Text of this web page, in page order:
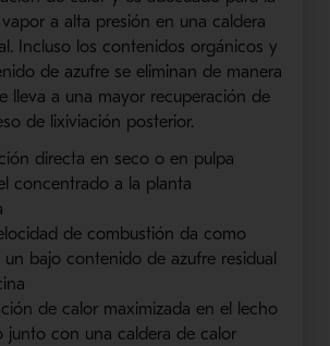
a alta presión en una caldera
Incluso los contenidos orgánicos y
de azufre se eliminan de manera
lleva a una mayor recuperación de
de lixiviación posterior.
directa en seco o en pulpa
concentrado a la planta
de combustión da como
un bajo contenido de azufre residual
de calor maximizada en el lecho
junto con una caldera de calor